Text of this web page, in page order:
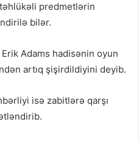
predmetlərin
bilər.
Adams hadisənin oyun
artıq şişirdildiyini deyib.
isə zabitlərə qarşı